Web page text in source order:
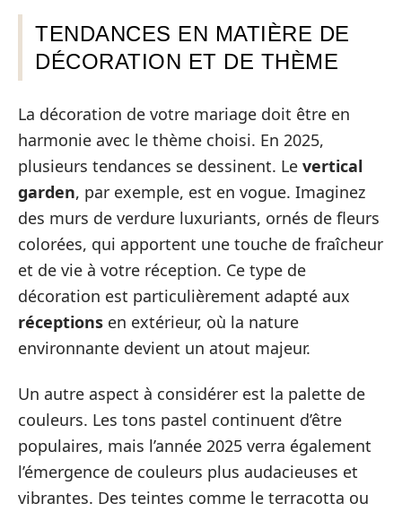
TENDANCES EN MATIÈRE DE
DÉCORATION ET DE THÈME
La décoration de votre mariage doit être en
harmonie avec le thème choisi. En 2025,
plusieurs tendances se dessinent. Le vertical
garden, par exemple, est en vogue. Imaginez
des murs de verdure luxuriants, ornés de fleurs
colorées, qui apportent une touche de fraîcheur
et de vie à votre réception. Ce type de
décoration est particulièrement adapté aux
réceptions en extérieur, où la nature
environnante devient un atout majeur.
Un autre aspect à considérer est la palette de
couleurs. Les tons pastel continuent d’être
populaires, mais l’année 2025 verra également
l’émergence de couleurs plus audacieuses et
vibrantes. Des teintes comme le terracotta ou